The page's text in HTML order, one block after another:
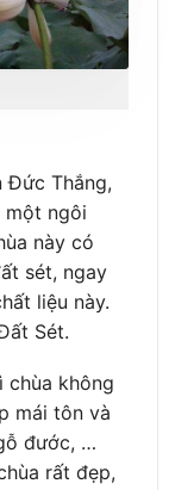
Đức Thắng,
một ngôi
này có
sét, ngay
liệu này.
Sét.
chùa không
mái tôn và
đước, …
rất đẹp,